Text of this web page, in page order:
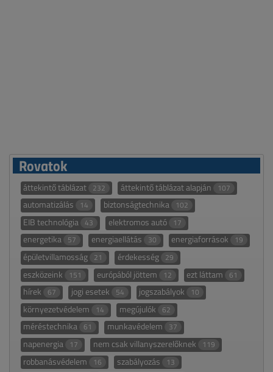
Rovatok
áttekintő táblázat 232 áttekintő táblázat alapján 107
automatizálás 14 biztonságtechnika 102
EIB technológia 43 elektromos autó 17
energetika 57 energiaellátás 30 energiaforrások 19
épületvillamosság 21 érdekesség 29
eszközeink 151 európából jöttem 12 ezt láttam 61
hírek 67 jogi esetek 54 jogszabályok 10
környezetvédelem 14 megújulók 62
méréstechnika 61 munkavédelem 37
napenergia 17 nem csak villanyszerelőknek 119
robbanásvédelem 16 szabályozás 13